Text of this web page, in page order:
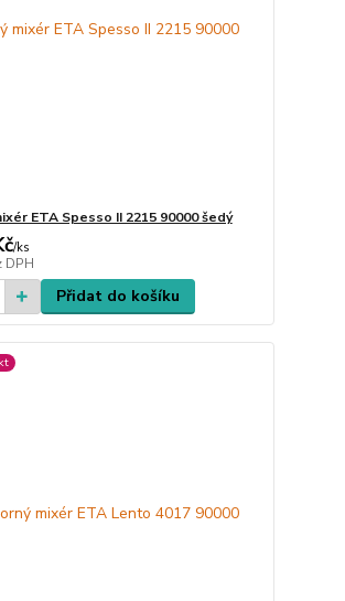
ETA Spesso II 2215 90000 šedý
/ks
DPH
Přidat do košíku